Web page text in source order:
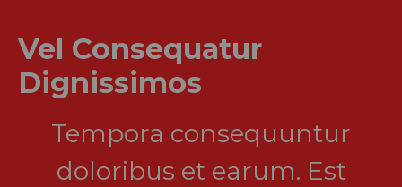
Vel Consequatur
Dignissimos
Tempora consequuntur
doloribus et earum. Est